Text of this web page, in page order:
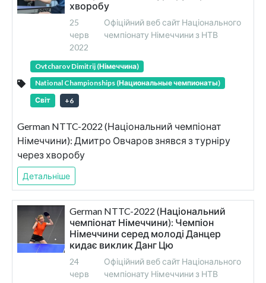
хворобу
25
черв
2022
Офіційний веб сайт Національного
чемпіонату Німеччини з НТВ
Ovtcharov Dimitrij (Німеччина)
National Championships (Национальные чемпионаты)
Світ
+6
German NTTC-2022 (Національний чемпіонат
Німеччини): Дмитро Овчаров знявся з турніру
через хворобу
Детальніше
German NTTC-2022 (Національний
чемпіонат Німеччини): Чемпіон
Німеччини серед молоді Данцер
кидає виклик Данг Цю
24
черв
Офіційний веб сайт Національного
чемпіонату Німеччини з НТВ